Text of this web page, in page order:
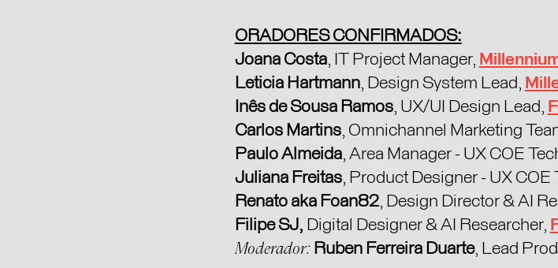
ORADORES CONFIRMADOS:
Joana Costa, IT Project Manager,
Leticia Hartmann, Design System Lead,
Inês de Sousa Ramos, UX/UI Design Lead,
Carlos Martins, Omnichannel Marketing
Paulo Almeida, Area Manager - UX COE
Juliana Freitas, Product Designer - UX COE
Renato aka Foan82, Design Director & AI
Filipe SJ, Digital Designer & AI Researcher,
Moderador:Ruben Ferreira Duarte, Lead